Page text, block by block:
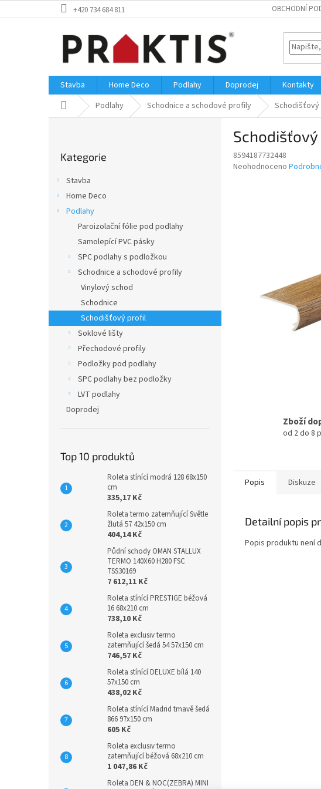
na
+420 734 684 811 OBCHODNÍ
Stavba Home Deco Podlahy Doprodej
Kontakty
Domů Podlahy Schodnice a schodové profily
kategorie
Kategorie
Stavba
Home Deco
Podlahy
Paroizolační fólie pod podlahy
Samolepící PVC pásky
SPC podlahy s podložkou
Schodnice a schodové profily
Vinylový schod
Schodnice
Schodišťový profil
Soklové lišty
Přechodové profily
Podložky pod podlahy
SPC podlahy bez podložky
LVT podlahy
Doprodej
Top 10 produktů
Roleta stínící modrá 128 68x150
cm
335,17 Kč
Roleta termo zatemňující Světle
žlutá 57 42x150 cm
404,14 Kč
Půdní schody OMAN STALLUX
TERMO 140X60 H280 FSC
TSS30169
7 612,11 Kč
Roleta stínící PRESTIGE béžová
16 68x210 cm
738,10 Kč
Roleta exclusiv termo
zatemňující šedá 54 57x150 cm
746,57 Kč
Roleta stínící DELUXE bílá 140
57x150 cm
438,02 Kč
Roleta stínící Madrid tmavě šedá
866 97x150 cm
605 Kč
Roleta exclusiv termo
zatemňující béžová 68x210 cm
1 047,86 Kč
Roleta DEN & NOC(ZEBRA) MINI
Schodišťový
8594187732448
Průměrné
Neohodnoceno
Zboží
od 2 do 8
Popis Diskuze
Detailní popis
Popis produktu není